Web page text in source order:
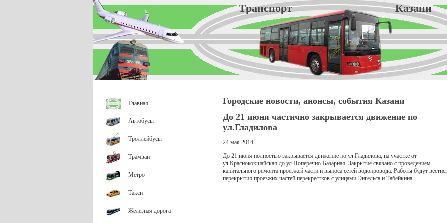
Транспорт Казани
Главная
Автобусы
Троллейбусы
Трамваи
Метро
Такси
Железная дорога
Городские новости, анонсы, события Казани
До 21 июня частично закрывается движение по
ул.Гладилова
24 мая 2014
До 21 июня полностью закрывается движение по ул.Гладилова, на участке от
ул.Краснококшайская до ул.Поперечно-Базарная. Закрытие связано с проведением
капитального ремонта проезжей части и выноса сетей водопровода. Работы будут
перекрытия проезжих частей перекрестков с улицами Энгельса и Табейкина.